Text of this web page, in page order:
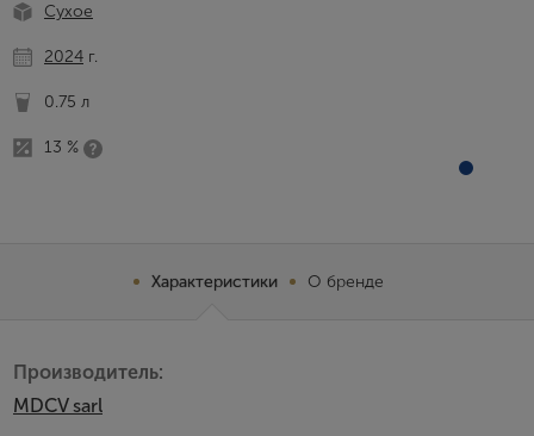
Сухое
2024 г.
0.75 л
13 %
Характеристики О бренде
Производитель:
MDCV sarl